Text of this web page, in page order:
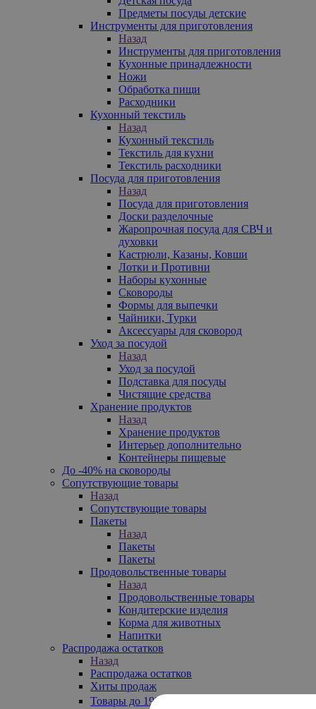
Предметы посуды детские
Инструменты для приготовления
Назад
Инструменты для приготовления
Кухонные принадлежности
Ножи
Обработка пищи
Расходники
Кухонный текстиль
Назад
Кухонный текстиль
Текстиль для кухни
Текстиль расходники
Посуда для приготовления
Назад
Посуда для приготовления
Доски разделочные
Жаропрочная посуда для СВЧ и
духовки
Кастрюли, Казаны, Ковши
Лотки и Противни
Наборы кухонные
Сковороды
Формы для выпечки
Чайники, Турки
Аксессуары для сковород
Уход за посудой
Назад
Уход за посудой
Подставка для посуды
Чистящие средства
Хранение продуктов
Назад
Хранение продуктов
Интерьер дополнительно
Контейнеры пищевые
До -40% на сковороды
Сопутствующие товары
Назад
Сопутствующие товары
Пакеты
Назад
Пакеты
Пакеты
Продовольственные товары
Назад
Продовольственные товары
Кондитерские изделия
Корма для животных
Напитки
Распродажа остатков
Назад
Распродажа остатков
Хиты продаж
Товары до 199₽